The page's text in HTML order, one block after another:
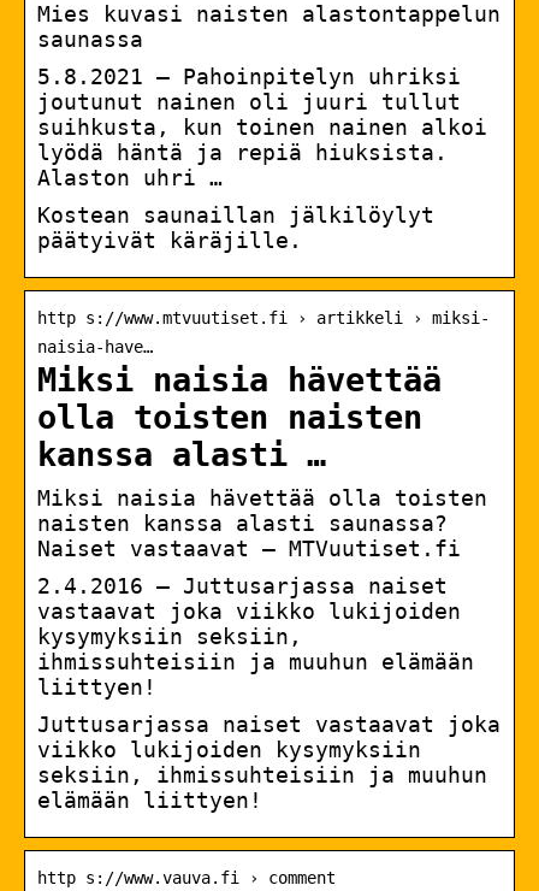
Mies kuvasi naisten alastontappelun
saunassa
5.8.2021 — Pahoinpitelyn uhriksi
joutunut nainen oli juuri tullut
suihkusta, kun toinen nainen alkoi
lyödä häntä ja repiä hiuksista.
Alaston uhri …
Kostean saunaillan jälkilöylyt
päätyivät käräjille.
http s://www.mtvuutiset.fi › artikkeli › miksi-
naisia-have…
Miksi naisia hävettää
olla toisten naisten
kanssa alasti …
Miksi naisia hävettää olla toisten
naisten kanssa alasti saunassa?
Naiset vastaavat – MTVuutiset.fi
2.4.2016 — Juttusarjassa naiset
vastaavat joka viikko lukijoiden
kysymyksiin seksiin,
ihmissuhteisiin ja muuhun elämään
liittyen!
Juttusarjassa naiset vastaavat joka
viikko lukijoiden kysymyksiin
seksiin, ihmissuhteisiin ja muuhun
elämään liittyen!
http s://www.vauva.fi › comment